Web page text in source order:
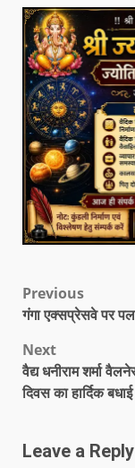
Previous
गंगा एक्सप्रेसवे पर
Next
वैद्य धनीराम शर्मा
दिवस का हार्दिक बधाई
Leave a Reply